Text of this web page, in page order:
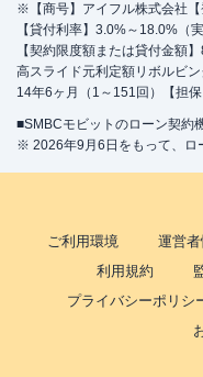
※【商号】アイフル株式会社
【貸付利率】3.0%～18.0%（
【契約限度額または貸付金額
高スライド元利定額リボルビ
14年6ヶ月（1～151回）【担
■SMBCモビットのローン契約
※ 2026年9月6日をもって、ロ
ご利用環境 運営
利用規約
プライバシーポリシ